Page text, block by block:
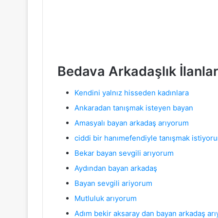
Bedava Arkadaşlık
Kendini yalnız hisseden kadınlara
Ankaradan tanışmak isteyen bayan
Amasyalı bayan arkadaş arıyorum
ciddi bir hanımefendiyle tanışmak
Bekar bayan sevgili arıyorum
Aydından bayan arkadaş
Bayan sevgili ariyorum
Mutluluk arıyorum
Adım bekir aksaray dan bayan arkadaş